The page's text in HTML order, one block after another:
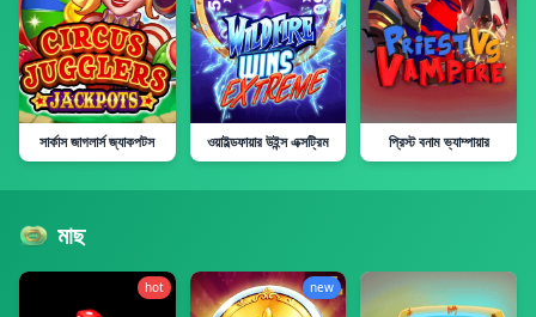
সার্কাস জাগলার্স জ্যাকপটস ওয়াইল্ডফায়ার উইন্স এক্সট্রিম প্রিস্ট বনাম ভ্যাম্পায়ার
মাছ
hot new